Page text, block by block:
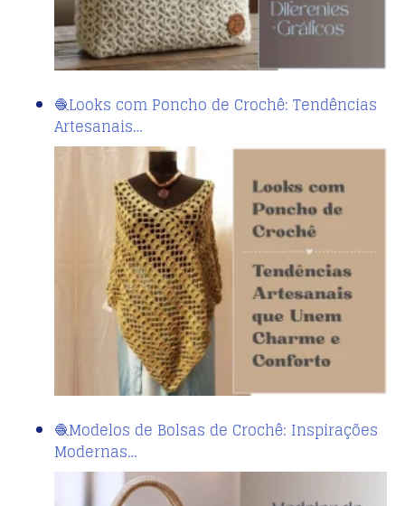
🧶Looks com Poncho de Crochê: Tendências
Artesanais…
🧶Modelos de Bolsas de Crochê: Inspirações
Modernas…